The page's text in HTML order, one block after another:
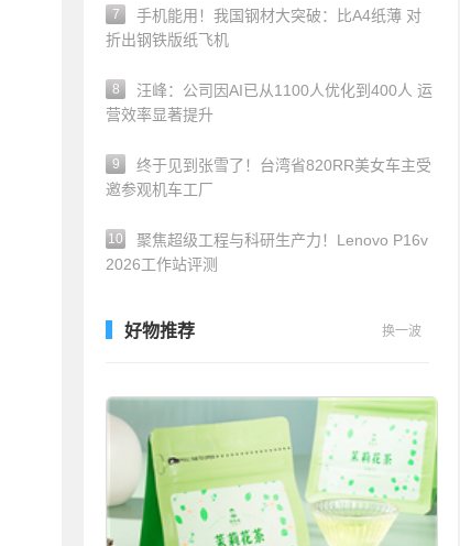
7
手机能用！我国钢材大突破：比A4纸薄 对
折出钢铁版纸飞机
8
汪峰：公司因AI已从1100人优化到400人 运
营效率显著提升
9
终于见到张雪了！台湾省820RR美女车主受
邀参观机车工厂
10
聚焦超级工程与科研生产力！Lenovo P16v
2026工作站评测
好物推荐 换一波